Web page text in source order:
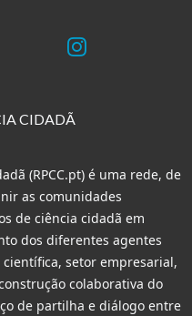
CIDADÃ
(RPCC.pt) é uma rede, de
as comunidades
de ciência cidadã em
dos diferentes agentes
setor empresarial,
colaborativa do
de partilha e diálogo entre